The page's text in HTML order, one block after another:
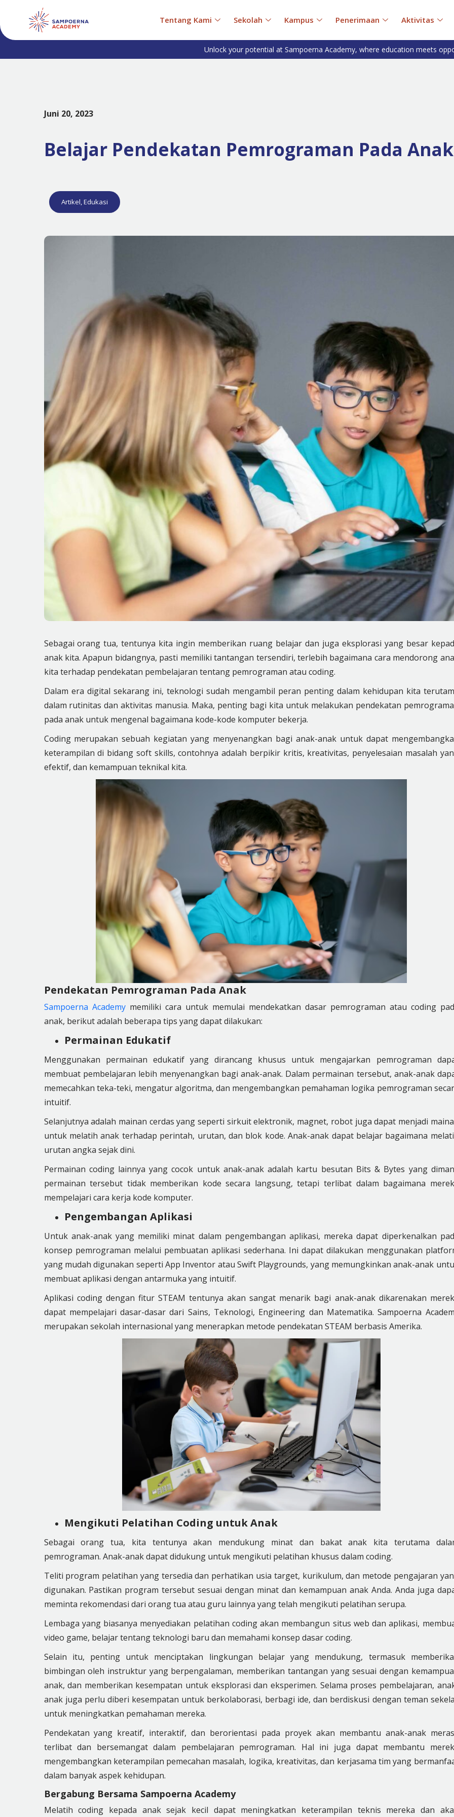
Tentang Kami Sekolah Kampus Penerimaan Aktivitas
Unlock your potential at Sampoerna Academy, where education meets
Juni 20, 2023
Belajar Pendekatan Pemrograman Pada
Artikel,Edukasi
Sebagai orang tua, tentunya kita ingin memberikan ruang belajar dan juga eksplorasi yang besar
anak kita. Apapun bidangnya, pasti memiliki tantangan tersendiri, terlebih bagaimana cara mendorong
kita terhadap pendekatan pembelajaran tentang pemrograman atau coding.
Dalam era digital sekarang ini, teknologi sudah mengambil peran penting dalam kehidupan kita
dalam rutinitas dan aktivitas manusia. Maka, penting bagi kita untuk melakukan pendekatan
pada anak untuk mengenal bagaimana kode-kode komputer bekerja.
Coding merupakan sebuah kegiatan yang menyenangkan bagi anak-anak untuk dapat
keterampilan di bidang soft skills, contohnya adalah berpikir kritis, kreativitas, penyelesaian masalah
efektif, dan kemampuan teknikal kita.
Pendekatan Pemrograman Pada Anak
Sampoerna Academymemiliki cara untuk memulai mendekatkan dasar pemrograman atau coding
anak, berikut adalah beberapa tips yang dapat dilakukan:
Permainan Edukatif
Menggunakan permainan edukatif yang dirancang khusus untuk mengajarkan pemrograman
membuat pembelajaran lebih menyenangkan bagi anak-anak. Dalam permainan tersebut, anak-anak
memecahkan teka-teki, mengatur algoritma, dan mengembangkan pemahaman logika pemrograman
intuitif.
Selanjutnya adalah mainan cerdas yang seperti sirkuit elektronik, magnet, robot juga dapat menjadi
untuk melatih anak terhadap perintah, urutan, dan blok kode. Anak-anak dapat belajar bagaimana
urutan angka sejak dini.
Permainan coding lainnya yang cocok untuk anak-anak adalah kartu besutan Bits & Bytes yang
permainan tersebut tidak memberikan kode secara langsung, tetapi terlibat dalam bagaimana
mempelajari cara kerja kode komputer.
Pengembangan Aplikasi
Untuk anak-anak yang memiliki minat dalam pengembangan aplikasi, mereka dapat diperkenalkan
konsep pemrograman melalui pembuatan aplikasi sederhana. Ini dapat dilakukan menggunakan
yang mudah digunakan seperti App Inventor atau Swift Playgrounds, yang memungkinkan anak-anak
membuat aplikasi dengan antarmuka yang intuitif.
Aplikasi coding dengan fitur STEAM tentunya akan sangat menarik bagi anak-anak dikarenakan
dapat mempelajari dasar-dasar dari Sains, Teknologi, Engineering dan Matematika. Sampoerna
merupakan sekolah internasional yang menerapkan metode pendekatan STEAM berbasis Amerika.
Mengikuti Pelatihan Coding untuk Anak
Sebagai orang tua, kita tentunya akan mendukung minat dan bakat anak kita terutama
pemrograman. Anak-anak dapat didukung untuk mengikuti pelatihan khusus dalam coding.
Teliti program pelatihan yang tersedia dan perhatikan usia target, kurikulum, dan metode pengajaran
digunakan. Pastikan program tersebut sesuai dengan minat dan kemampuan anak Anda. Anda juga
meminta rekomendasi dari orang tua atau guru lainnya yang telah mengikuti pelatihan serupa.
Lembaga yang biasanya menyediakan pelatihan coding akan membangun situs web dan aplikasi,
video game, belajar tentang teknologi baru dan memahami konsep dasar coding.
Selain itu, penting untuk menciptakan lingkungan belajar yang mendukung, termasuk
bimbingan oleh instruktur yang berpengalaman, memberikan tantangan yang sesuai dengan
anak, dan memberikan kesempatan untuk eksplorasi dan eksperimen. Selama proses pembelajaran,
anak juga perlu diberi kesempatan untuk berkolaborasi, berbagi ide, dan berdiskusi dengan teman
untuk meningkatkan pemahaman mereka.
Pendekatan yang kreatif, interaktif, dan berorientasi pada proyek akan membantu anak-anak
terlibat dan bersemangat dalam pembelajaran pemrograman. Hal ini juga dapat membantu
mengembangkan keterampilan pemecahan masalah, logika, kreativitas, dan kerjasama tim yang
dalam banyak aspek kehidupan.
Bergabung Bersama Sampoerna Academy
Melatih coding kepada anak sejak kecil dapat meningkatkan keterampilan teknis mereka dan